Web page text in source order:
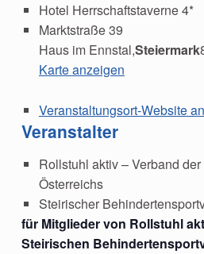
für Mitglieder von Rollstuhl
Steirischen
Hotel Herrschaftstaverne 4*
Marktstraße 39
Haus im Ennstal,Steiermark
Karte anzeigen
Veranstaltungsort-Website
Veranstalter
Rollstuhl aktiv – Verband
Österreichs
Steirischer